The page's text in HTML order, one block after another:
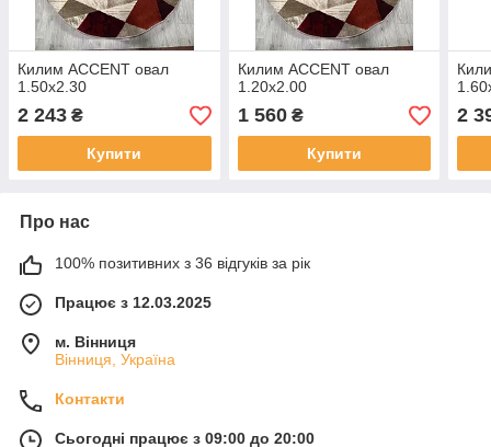
Килим ACCENT овал
1.50х2.30
2 243 ₴
Купити
Килим ACCENT овал
1.20х2.00
1 560₴
Купити
2
Про нас
100% позитивних з 36 відгуків за рік
Працює з 12.03.2025
м. Вінниця
Вінниця, Україна
Контакти
Сьогодні працює з 09:00 до 20:00